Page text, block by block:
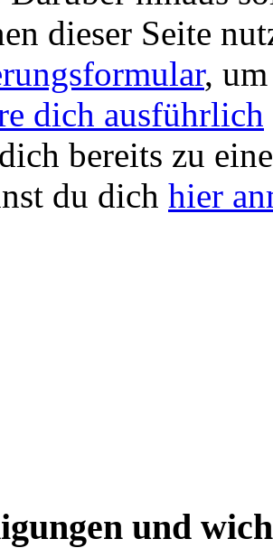
dieser Seite
,
dich ausführlich
bereits zu
du dich hier
und